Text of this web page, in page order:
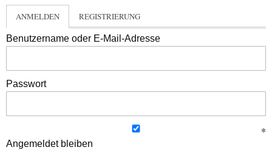
ANMELDEN REGISTRIERUNG
Benutzername oder E-Mail-Adresse
Passwort
Angemeldet bleiben